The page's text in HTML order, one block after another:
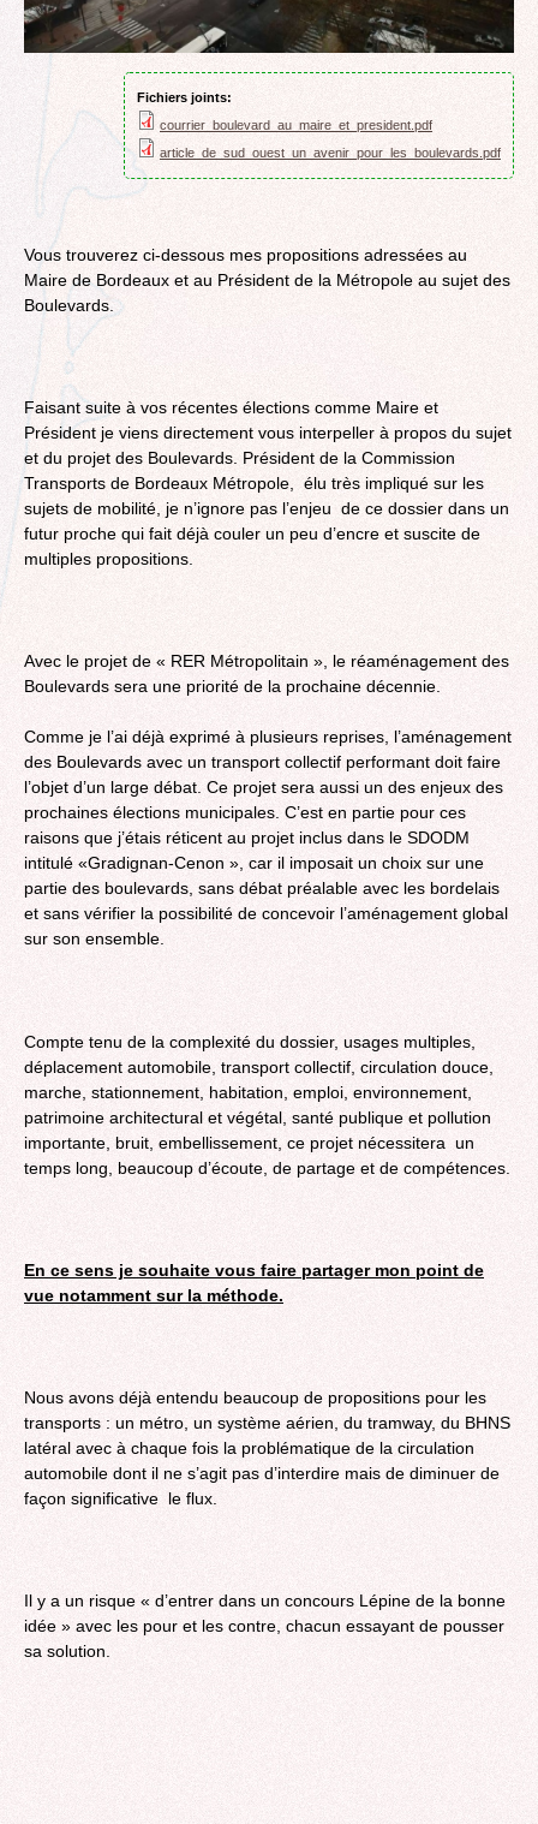
Fichiers joints:
courrier_boulevard_au_maire_et_president.pdf
article_de_sud_ouest_un_avenir_pour_les_boulevards.pdf
Vous trouverez ci-dessous mes propositions adressées au
Maire de Bordeaux et au Président de la Métropole au sujet des
Boulevards.
Faisant suite à vos récentes élections comme Maire et
Président je viens directement vous interpeller à propos du sujet
et du projet des Boulevards. Président de la Commission
Transports de Bordeaux Métropole, élu très impliqué sur les
sujets de mobilité, je n’ignore pas l’enjeu de ce dossier dans un
futur proche qui fait déjà couler un peu d’encre et suscite de
multiples propositions.
Avec le projet de « RER Métropolitain », le réaménagement des
Boulevards sera une priorité de la prochaine décennie.
Comme je l’ai déjà exprimé à plusieurs reprises, l’aménagement
des Boulevards avec un transport collectif performant doit faire
l’objet d’un large débat. Ce projet sera aussi un des enjeux des
prochaines élections municipales. C’est en partie pour ces
raisons que j’étais réticent au projet inclus dans le SDODM
intitulé «Gradignan-Cenon », car il imposait un choix sur une
partie des boulevards, sans débat préalable avec les bordelais
et sans vérifier la possibilité de concevoir l’aménagement global
sur son ensemble.
Compte tenu de la complexité du dossier, usages multiples,
déplacement automobile, transport collectif, circulation douce,
marche, stationnement, habitation, emploi, environnement,
patrimoine architectural et végétal, santé publique et pollution
importante, bruit, embellissement, ce projet nécessitera un
temps long, beaucoup d’écoute, de partage et de compétences.
En ce sens je souhaite vous faire partager mon point de
vue notamment sur la méthode.
Nous avons déjà entendu beaucoup de propositions pour les
transports : un métro, un système aérien, du tramway, du BHNS
latéral avec à chaque fois la problématique de la circulation
automobile dont il ne s’agit pas d’interdire mais de diminuer de
façon significative le flux.
Il y a un risque « d’entrer dans un concours Lépine de la bonne
idée » avec les pour et les contre, chacun essayant de pousser
sa solution.